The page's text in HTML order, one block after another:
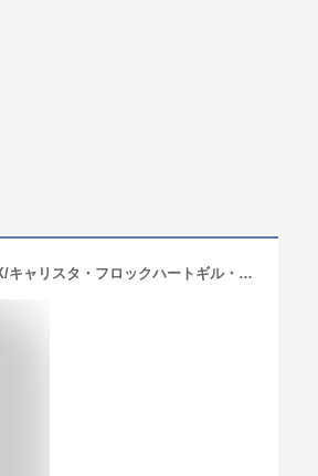
アリー my Love(Ally McBeal) ファースト・シーズン DVD-BOX/キャリスタ・フロックハートギル・ベローズグレ ブランド登録なし